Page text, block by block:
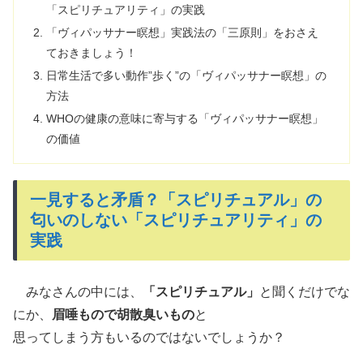
「スピリチュアリティ」の実践
「ヴィパッサナー瞑想」実践法の「三原則」をおさえ
ておきましょう！
日常生活で多い動作”歩く”の「ヴィパッサナー瞑想」の
方法
WHOの健康の意味に寄与する「ヴィパッサナー瞑想」
の価値
一見すると矛盾？「スピリチュアル」の
匂いのしない「スピリチュアリティ」の
実践
みなさんの中には、 「スピリチュアル」
と聞くだけでな
にか、
眉唾もので胡散臭いものと
思ってしまう方もいるのではないでしょうか？